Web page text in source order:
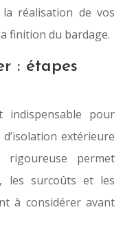
réalisation de vos
finition du bardage.
: étapes
indispensable pour
extérieure
rigoureuse permet
les surcoûts et les
à considérer avant